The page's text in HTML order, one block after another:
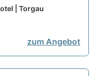
(w/m/d) in
| Torgau
zum Angebot